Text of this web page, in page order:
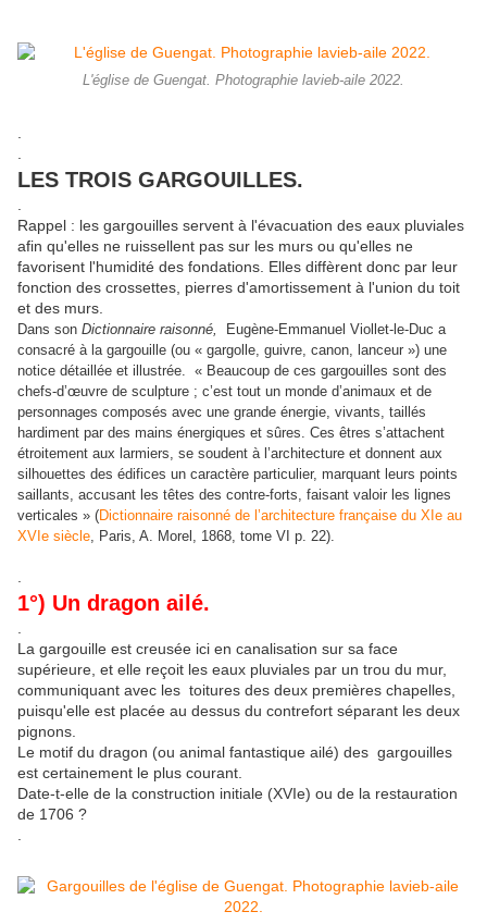
L'église de Guengat. Photographie lavieb-aile 2022.
LES TROIS GARGOUILLES.
Rappel : les gargouilles servent à l'évacuation des eaux pluviales
afin qu'elles ne ruissellent pas sur les murs ou qu'elles ne
favorisent l'humidité des fondations. Elles diffèrent donc par leur
fonction des crossettes, pierres d'amortissement à l'union du toit
et des murs.
Dans son Dictionnaire raisonné, Eugène-Emmanuel Viollet-le-Duc a
consacré à la gargouille (ou « gargolle, guivre, canon, lanceur ») une
notice détaillée et illustrée. « Beaucoup de ces gargouilles sont des
chefs-d’œuvre de sculpture ; c’est tout un monde d’animaux et de
personnages composés avec une grande énergie, vivants, taillés
hardiment par des mains énergiques et sûres. Ces êtres s’attachent
étroitement aux larmiers, se soudent à l’architecture et donnent aux
silhouettes des édifices un caractère particulier, marquant leurs points
saillants, accusant les têtes des contre-forts, faisant valoir les lignes
verticales » (Dictionnaire raisonné de l’architecture française du XIe au
XVIe siècle , Paris, A. Morel, 1868, tome VI p. 22).
1°) Un dragon ailé.
La gargouille est creusée ici en canalisation sur sa face
supérieure, et elle reçoit les eaux pluviales par un trou du mur,
communiquant avec les toitures des deux premières chapelles,
puisqu'elle est placée au dessus du contrefort séparant les deux
pignons.
Le motif du dragon (ou animal fantastique ailé) des gargouilles
est certainement le plus courant.
Date-t-elle de la construction initiale (XVIe) ou de la restauration
de 1706 ?